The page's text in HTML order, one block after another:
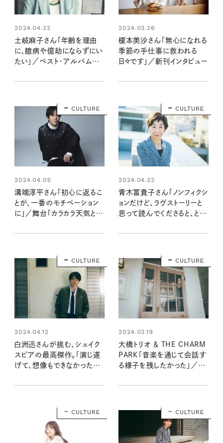
2024.04.22
土岐麻子さん「年齢を理由
に、臆病や億劫にならずにい
たい」／ベスト・アルバム
20th Anniversary
2024.03.26
榎本美沙さん「無心になれる
季節の手仕事に救われる
日々です」／新刊インタビュー
CULTURE
2024.04.05
溝端淳平さん「初心に返るこ
とが、一番のモチベーション
に」／舞台「カラカラ天気と五
CULTURE
2024.04.22
青木冨貴子さん「ノンフィクシ
ョンだけど、ラヴストーリーと
思って読んでくださると、とて
ー
CULTURE
2024.04.12
白洲迅さんが挑む、シェイク
スピアの最高傑作。「演じ遂
げて、想像もできなかった世
CULTURE
2024.03.19
大橋トリオ ＆ THE CHARM
PARK「音楽を通じて会話す
る様子を残したかった」／ア
ンタビュー
CULTURE CULTURE